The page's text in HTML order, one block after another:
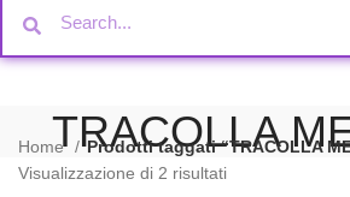
TRACOLLA
Home
Prodotti taggati “TRACOLLA
Visualizzazione di 2 risultati